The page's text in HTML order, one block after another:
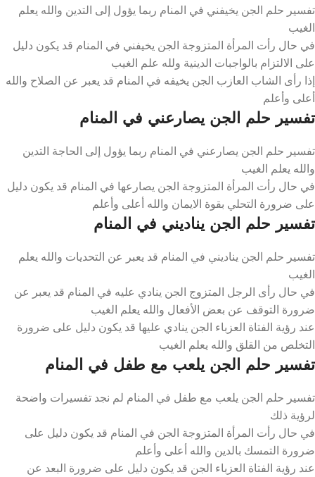
تفسير حلم الجن يخيفني في المنام ربما يؤول إلى التدين والله يعلم
الغيب
في حال رأت المرأة المتزوجة الجن يخيفني في المنام قد يكون دليل
على الالتزام بالواجبات الدينية ولله علم الغيب
إذا رأى الشاب العازب الجن يخيفه في المنام قد يعبر عن الصلاح والله
أعلى وأعلم
تفسير حلم الجن يصارعني في المنام
تفسير حلم الجن يصارعني في المنام ربما يؤول إلى الحاجة التدين
والله يعلم الغيب
في حال رأت المرأة المتزوجة الجن يصارعها في المنام قد يكون دليل
على ضرورة التحلي بقوة الايمان والله أعلى وأعلم
تفسير حلم الجن يناديني في المنام
تفسير حلم الجن يناديني في المنام قد يعبر عن التحديات والله يعلم
الغيب
في حال رأى الرجل المتزوج الجن ينادي عليه في المنام قد يعبر عن
ضرورة التوقف عن بعض الأفعال والله يعلم الغيب
عند رؤية الفتاة العزباء الجن ينادي عليها قد يكون دليل على ضرورة
التخلص من القلق والله يعلم الغيب
تفسير حلم الجن يلعب مع طفل في المنام
تفسير حلم الجن يلعب مع طفل في المنام لم نجد تفسيرات واضحة
لرؤية ذلك
في حال رأت المرأة المتزوجة الجن في المنام قد يكون دليل على
ضرورة التمسك بالدين والله أعلى وأعلم
عند رؤية الفتاة العزباء الجن قد يكون دليل على ضرورة البعد عن